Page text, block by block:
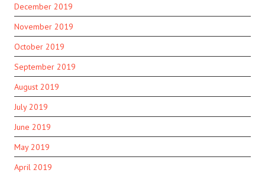
December 2019
November 2019
October 2019
September 2019
August 2019
July 2019
June 2019
May 2019
April 2019